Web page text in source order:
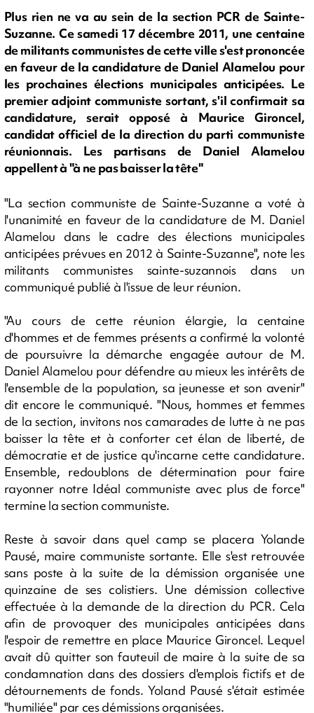
Plus rien ne va au sein de la section PCR de Sainte-
Suzanne. Ce samedi 17 décembre 2011, une centaine
de militants communistes de cette ville s'est prononcée
en faveur de la candidature de Daniel Alamelou pour
les prochaines élections municipales anticipées. Le
premier adjoint communiste sortant, s'il confirmait sa
candidature, serait opposé à Maurice Gironcel,
candidat officiel de la direction du parti communiste
réunionnais. Les partisans de Daniel Alamelou
appellent à "à ne pas baisser la tête"
"La section communiste de Sainte-Suzanne a voté à
l'unanimité en faveur de la candidature de M. Daniel
Alamelou dans le cadre des élections municipales
anticipées prévues en 2012 à Sainte-Suzanne", note les
militants communistes sainte-suzannois dans un
communiqué publié à l'issue de leur réunion.
"Au cours de cette réunion élargie, la centaine
d'hommes et de femmes présents a confirmé la volonté
de poursuivre la démarche engagée autour de M.
Daniel Alamelou pour défendre au mieux les intérêts de
l'ensemble de la population, sa jeunesse et son avenir"
dit encore le communiqué. "Nous, hommes et femmes
de la section, invitons nos camarades de lutte à ne pas
baisser la tête et à conforter cet élan de liberté, de
démocratie et de justice qu'incarne cette candidature.
Ensemble, redoublons de détermination pour faire
rayonner notre Idéal communiste avec plus de force"
termine la section communiste.
Reste à savoir dans quel camp se placera Yolande
Pausé, maire communiste sortante. Elle s'est retrouvée
sans poste à la suite de la démission organisée une
quinzaine de ses colistiers. Une démission collective
effectuée à la demande de la direction du PCR. Cela
afin de provoquer des municipales anticipées dans
l'espoir de remettre en place Maurice Gironcel. Lequel
avait dû quitter son fauteuil de maire à la suite de sa
condamnation dans des dossiers d'emplois fictifs et de
détournements de fonds. Yoland Pausé s'était estimée
"humiliée" par ces démissions organisées.